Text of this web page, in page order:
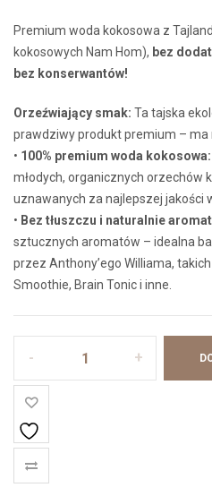
Premium woda kokosowa z
kokosowych Nam Hom), bez
bez konserwantów!
Orzeźwiający smak: Ta tajska
prawdziwy produkt premium – ma
• 100% premium woda kokosowa:
młodych, organicznych orzechów
uznawanych za najlepszej jakości
• Bez tłuszczu i naturalnie
sztucznych aromatów – idealna
przez Anthony’ego Williama,
Smoothie, Brain Tonic i inne.
kokosowa
THAI
COCO
-
Zestaw